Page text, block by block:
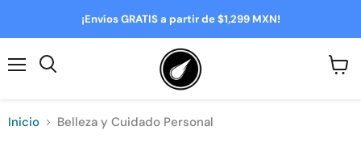
¡Envíos GRATIS a partir de $1,299 MXN!
Inicio Belleza y Cuidado Personal